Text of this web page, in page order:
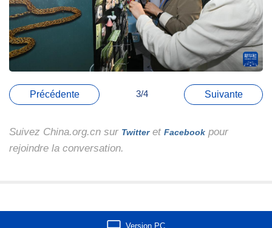
Précédente 3/4 Suivante
Suivez China.org.cn sur Twitteret Facebook pour
rejoindre la conversation.
Version PC